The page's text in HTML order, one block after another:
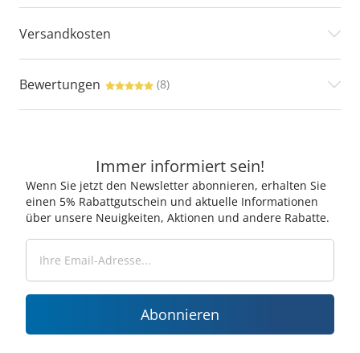
Versandkosten
Bewertungen (8)
Immer informiert sein!
Wenn Sie jetzt den Newsletter abonnieren, erhalten Sie
einen 5% Rabattgutschein und aktuelle Informationen
über unsere Neuigkeiten, Aktionen und andere Rabatte.
Abonnieren